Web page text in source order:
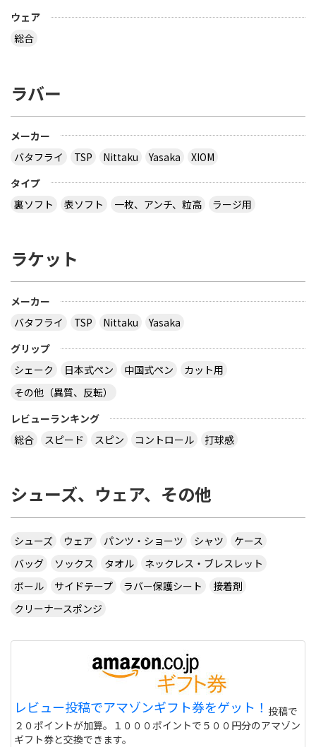
おうと思っているのは Li-Ning リーニン 中国代表ユ
３月２８日～島根県で行われた全国中学選抜卓球大
会で販売されていた 背面に「loved table
tennis~」と書かれたデザインTシャツ どこで購入
多分大会Ｔシャツでしょう。 どこでも売ってないの
では？ その会場でしか買えませんので、 最後の方
はサイズごとに売り切れになるので、 欲しい場合は
午前中に購入した方が良いでしょう。 県大会より上
で、出られなくても見に行くといいと思います。
virtual table tennisというアプリについてです。
サーブから回転(カーブなど)をかけるのってどうや
出来ますが、サーブからはできません 。 もしかし
カテ違いですが・・ 攻略サイトには スピンは相手
のコートに球があるときに自分のラケット付近をダ
ブルタップ！する と書いてありますのでやっぱり
ダブルタップではないでしょうか・・・
サイトを見る
CUSTOM TABLE TENNIS というサイトでラバーを
サイトは日本からでも購入できますか？ また個人
情報は英語で入力する必要があるのでしょうか？
偽物うってるとこもあるので 海外のサイトって注意
しないと危ない 個人輸入とかしてオクで偽物うって
る人もいるけど
サイトを見る
ウェア
総合
ラバー
メーカー
バタフライ
TSP Nittaku Yasaka
XIOM
タイプ
裏ソフト
表ソフト 一枚、アンチ、粒高 ラージ用
ラケット
メーカー
バタフライ
TSP Nittaku
Yasaka
グリップ
シェーク
日本式ペン 中国式ペン
カット用
その他（異質、反転）
レビューランキング
総合
スピード スピン コントロール 打球感
シューズ、ウェア、その他
シューズ ウェア パンツ・ショーツ シャツ
ケース
バッグ
ソックス タオル
ネックレス・ブレスレット
ボール
サイドテープ ラバー保護シート
接着剤
クリーナースポンジ
レビュー投稿でアマゾンギフト券をゲット！ 投稿で
２０ポイントが加算。１０００ポイントで５００円分のアマゾン
ギフト券と交換できます。